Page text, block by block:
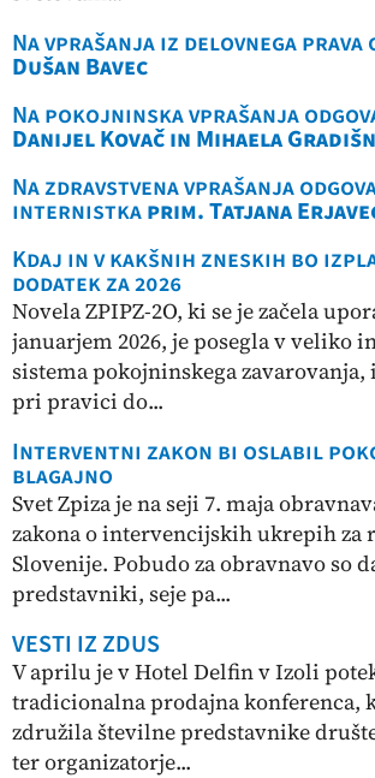
Na vprašanja iz delovnega
Dušan Bavec
Na pokojninska vprašanja
Danijel Kovač in Mihaela
Na zdravstvena vprašanja
internistkaprim. Tatjana
Kdaj in v kakšnih zneskih bo
dodatek za 2026
Novela ZPIPZ-2O, ki se je začela
januarjem 2026, je posegla v veliko
sistema pokojninskega
pri pravici do...
Interventni zakon bi oslabil
blagajno
Svet Zpiza je na seji 7. maja
zakona o intervencijskih ukrepih za
Slovenije. Pobudo za obravnavo so
predstavniki, seje pa...
VESTI IZ ZDUS
V aprilu je v Hotel Delfin v Izoli
tradicionalna prodajna konferenca,
združila številne predstavnike
ter organizatorje...